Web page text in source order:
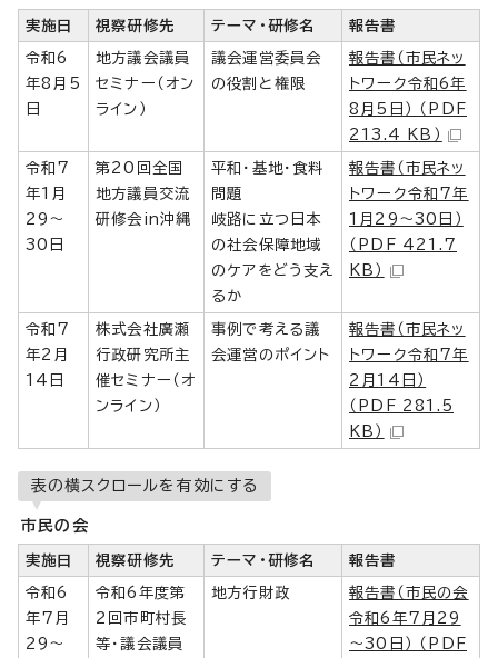
実施日 視察研修先 テーマ・研修名 報告書
令和6
年8月5
日
地方議会議員
セミナー（オン
ライン）
議会運営委員会
の役割と権限
報告書（市民ネッ
トワーク令和6年
8月5日） （PDF
213.4 KB）
令和7
年1月
29～
30日
第20回全国
地方議員交流
研修会in沖縄
平和・基地・食料
問題
岐路に立つ日本
の社会保障地域
のケアをどう支え
るか
報告書（市民ネッ
トワーク令和7年
1月29～30日）
（PDF 421.7
KB）
令和7
年2月
14日
株式会社廣瀬
行政研究所主
催セミナー（オ
ンライン）
事例で考える議
会運営のポイント
報告書（市民ネッ
トワーク令和7年
2月14日）
（PDF 281.5
KB）
表の横スクロールを有効にする
市民の会
実施日 視察研修先 テーマ・研修名 報告書
令和6
年7月
29～
令和6年度第
2回市町村長
等・議会議員
地方行財政
報告書（市民の会
令和6年7月29
～30日） （PDF